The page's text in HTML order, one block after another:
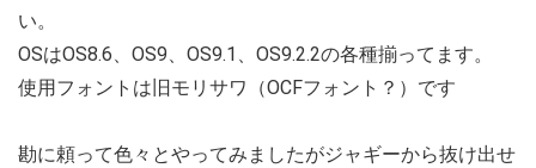
い。
OSはOS8.6、OS9、OS9.1、OS9.2.2の各種揃ってます。
使用フォントは旧モリサワ（OCFフォント？）です
勘に頼って色々とやってみましたがジャギーから抜け出せ